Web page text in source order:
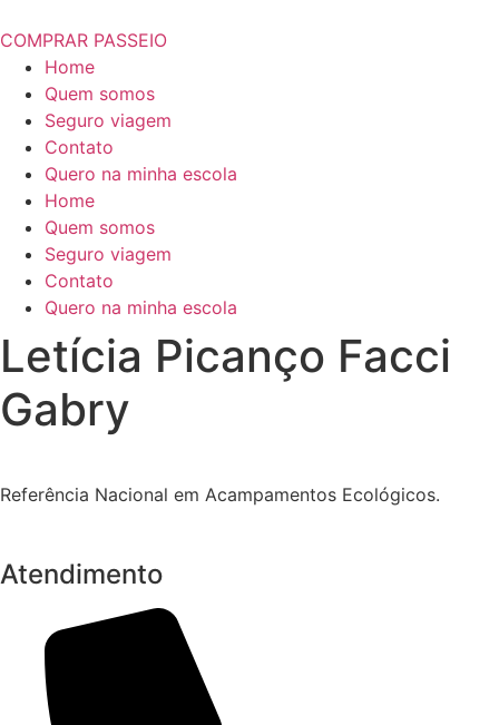
COMPRAR PASSEIO
Home
Quem somos
Seguro viagem
Contato
Quero na minha escola
Home
Quem somos
Seguro viagem
Contato
Quero na minha escola
Letícia Picanço Facci
Gabry
Referência Nacional em Acampamentos Ecológicos.
Atendimento